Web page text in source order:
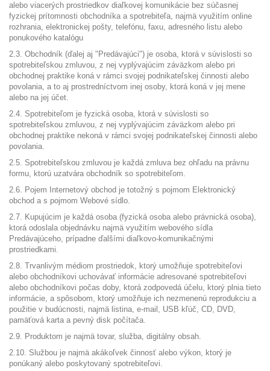
alebo viacerých prostriedkov diaľkovej komunikácie bez súčasnej
fyzickej prítomnosti obchodníka a spotrebiteľa, najmä využitím online
rozhrania, elektronickej pošty, telefónu, faxu, adresného listu alebo
ponukového katalógu
2.3. Obchodník (ďalej aj "Predávajúci") je osoba, ktorá v súvislosti so
spotrebiteľskou zmluvou, z nej vyplývajúcim záväzkom alebo pri
obchodnej praktike koná v rámci svojej podnikateľskej činnosti alebo
povolania, a to aj prostredníctvom inej osoby, ktorá koná v jej mene
alebo na jej účet.
2.4. Spotrebiteľom je fyzická osoba, ktorá v súvislosti so
spotrebiteľskou zmluvou, z nej vyplývajúcim záväzkom alebo pri
obchodnej praktike nekoná v rámci svojej podnikateľskej činnosti alebo
povolania.
2.5. Spotrebiteľskou zmluvou je každá zmluva bez ohľadu na právnu
formu, ktorú uzatvára obchodník so spotrebiteľom.
2.6. Pojem Internetový obchod je totožný s pojmom Elektronický
obchod a s pojmom Webové sídlo.
2.7. Kupujúcim je každá osoba (fyzická osoba alebo právnická osoba),
ktorá odoslala objednávku najmä využitím webového sídla
Predávajúceho, prípadne ďalšími diaľkovo-komunikačnými
prostriedkami.
2.8. Trvanlivým médiom prostriedok, ktorý umožňuje spotrebiteľovi
alebo obchodníkovi uchovávať informácie adresované spotrebiteľovi
alebo obchodníkovi počas doby, ktorá zodpovedá účelu, ktorý plnia tieto
informácie, a spôsobom, ktorý umožňuje ich nezmenenú reprodukciu a
použitie v budúcnosti, najmä listina, e-mail, USB kľúč, CD, DVD,
pamäťová karta a pevný disk počítača.
2.9. Produktom je najmä tovar, služba, digitálny obsah.
2.10. Službou je najmä akákoľvek činnosť alebo výkon, ktorý je
ponúkaný alebo poskytovaný spotrebiteľovi.